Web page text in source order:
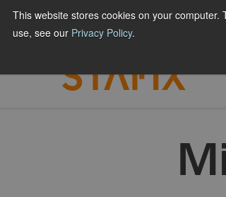
This website stores cookies on your
use, see our Privacy Policy.
Hyppää
sisältöön
BRÄNDIT JA